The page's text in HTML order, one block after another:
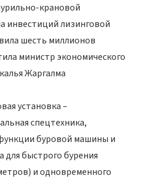
крановой
инвестиций лизинговой
шесть миллионов
министр экономического
Жаргалма
установка –
спецтехника,
буровой машины и
для быстрого бурения
и одновременного